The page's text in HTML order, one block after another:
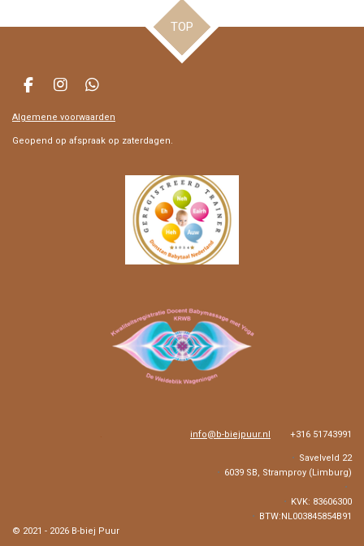
TOP
F
c
b
I
s
a
W
a
Algemene voorwaarden
Geopend op afspraak op zaterdagen.
info@b-biejpuur.nl +316 51743991
Savelveld 22
6039 SB, Stramproy (Limburg)
KVK: 83606300
BTW:NL003845854B91
© 2021 - 2026 B-biej Puur